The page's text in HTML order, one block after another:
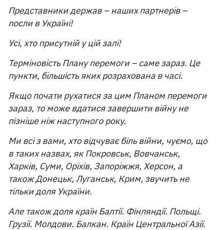
Представники держав – наших партнерів –
посли в Україні!
Усі, хто присутній у цій залі!
Терміновість Плану перемоги – саме зараз. Це
пункти, більшість яких розрахована в часі.
Якщо почати рухатися за цим Планом перемоги
зараз, то може вдатися завершити війну не
пізніше ніж наступного року.
Ми всі з вами, хто відчуває біль війни, чуємо, що
в таких назвах, як Покровськ, Вовчанськ,
Харків, Суми, Оріхів, Запоріжжя, Херсон, а
також Донецьк, Луганськ, Крим, звучить не
тільки доля України.
Але також доля країн Балтії. Фінляндії. Польщі.
Грузії. Молдови. Балкан. Країн Центральної Азії.